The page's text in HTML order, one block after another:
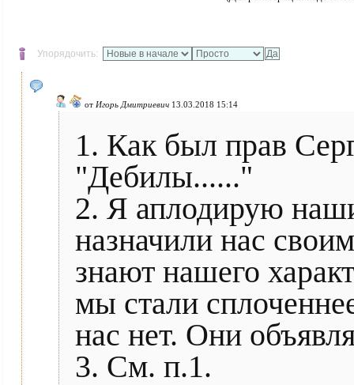
Упорядочить:
от Игорь Дмитриевич 13.03.2018 15:14
1. Как был прав
"Дебилы......"
2. Я аплодирую
назначили нас
знают нашего
мы стали
нас нет. Они
3. См. п.1.